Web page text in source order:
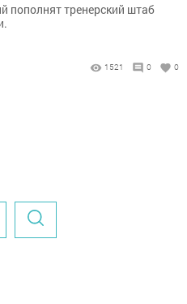
пополнят тренерский штаб
1521 0 0